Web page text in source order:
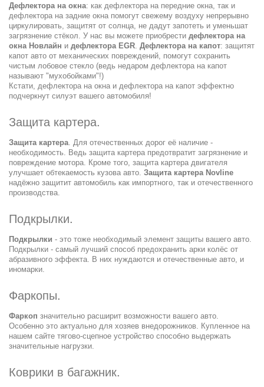
Дефлектора на окна: как дефлектора на передние окна, так и
дефлектора на задние окна помогут свежему воздуху непрерывно
циркулировать, защитят от солнца, не дадут запотеть и уменьшат
загрязнение стёкол. У нас вы можете приобрести дефлектора на
окна Новлайн и дефлектора EGR Дефлектора на капот: защитят
капот авто от механических повреждений, помогут сохранить
чистым лобовое стекло (ведь недаром дефлектора на капот
называют "мухобойками"!)
Кстати, дефлектора на окна и дефлектора на капот эффектно
подчеркнут силуэт вашего автомобиля!
Защита картера.
Защита картера . Для отечественных дорог её наличие -
необходимость. Ведь защита картера предотвратит загрязнение и
повреждение мотора. Кроме того, защита картера двигателя
улучшает обтекаемость кузова авто. Защита картера Novline
надёжно защитит автомобиль как импортного, так и отечественного
производства.
Подкрылки.
Подкрылки - это тоже необходимый элемент защиты вашего авто.
Подкрылки - самый лучший способ предохранить арки колёс от
абразивного эффекта. В них нуждаются и отечественные авто, и
иномарки.
Фаркопы.
Фаркоп значительно расширит возможности вашего авто.
Особенно это актуально для хозяев внедорожников. Купленное на
нашем сайте тягово-сцепное устройство способно выдержать
значительные нагрузки.
Коврики в багажник.